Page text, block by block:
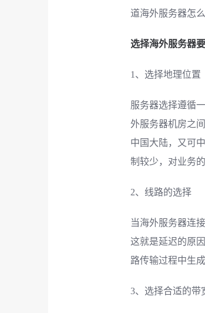
道海外服务器怎
选择海外服务器
1、选择地理位置
服务器选择遵循
外服务器机房之
中国大陆，又可
制较少，对业务
2、线路的选择
当海外服务器连
这就是延迟的原
路传输过程中生
3、选择合适的带